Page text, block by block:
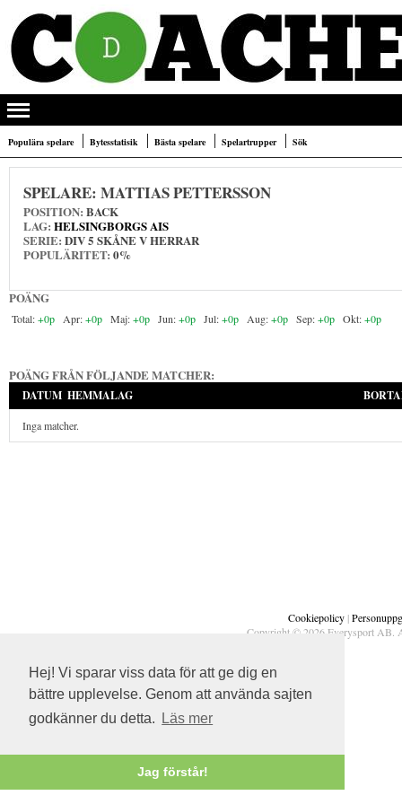
Hej! Vi sparar viss data för att ge dig en
bättre upplevelse. Genom att använda sajten
godkänner du detta.
Läs mer
Jag förstår!
Populära spelare Bytesstatisik Bästa spelare Spelartrupper Sök
SPELARE: MATTIAS PETTERSSON
POSITION: BACK
LAG: HELSINGBORGS AIS
SERIE: DIV 5 SKÅNE V HERRAR
POPULÄRITET: 0%
POÄNG
+0p +0p +0p +0p +0p +0p +0p +0p
POÄNG FRÅN FÖLJANDE MATCHER:
DATUM HEMMALAG
Inga matcher.
Cookiepolicy |
Copyright © 2026 Everysport AB.